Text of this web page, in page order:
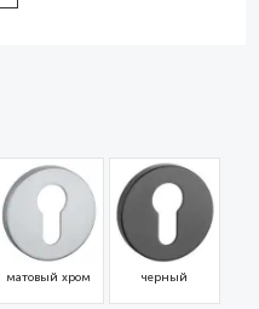
матовый хром черный